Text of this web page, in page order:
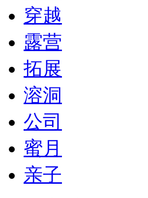
穿越
露营
拓展
溶洞
公司
蜜月
亲子